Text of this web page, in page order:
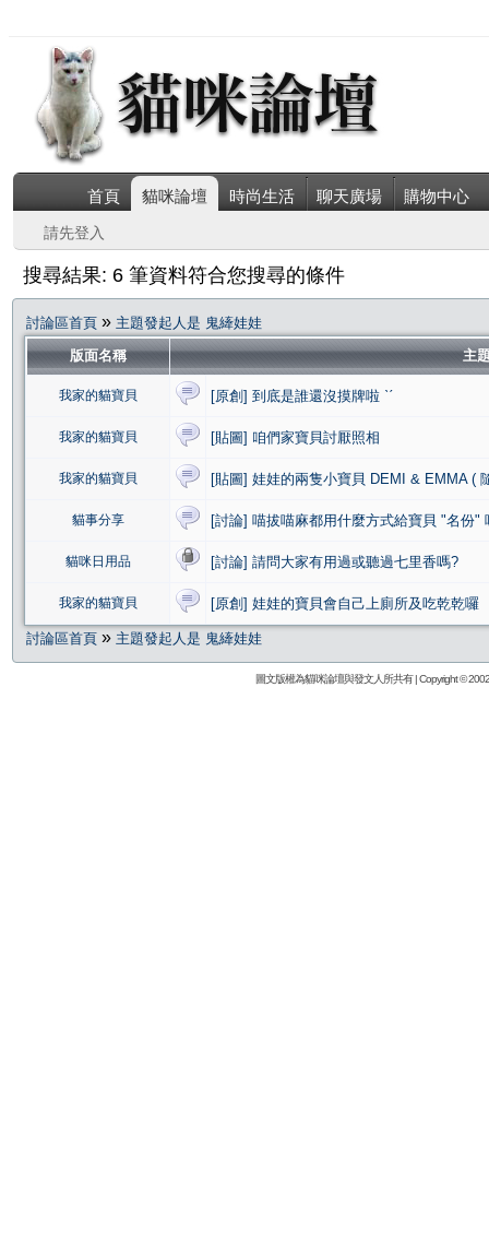
首頁 貓咪論壇 時尚生活 聊天廣場 購物中心
請先登入
搜尋結果: 6 筆資料符合您搜尋的條件
討論區首頁 » 主題發起人是 鬼縴娃娃
版面名稱
主
我家的貓寶貝 [原創] 到底是誰還沒摸牌啦 ˋˊ
我家的貓寶貝 [貼圖] 咱們家寶貝討厭照相
我家的貓寶貝 [貼圖] 娃娃的兩隻小寶貝 DEMI & EMMA (
貓事分享 [討論] 喵拔喵麻都用什麼方式給寶貝 "名份"
貓咪日用品 [討論] 請問大家有用過或聽過七里香嗎?
我家的貓寶貝 [原創] 娃娃的寶貝會自己上廁所及吃乾乾囉
討論區首頁 » 主題發起人是 鬼縴娃娃
圖文版權為貓咪論壇與發文人所共有 | Copyright ©